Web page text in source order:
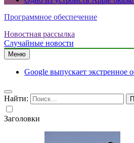
Программное обеспечение
Новостная рассылка
Случайные новости
Меню
Google выпускает экстренное
Найти:
Заголовки